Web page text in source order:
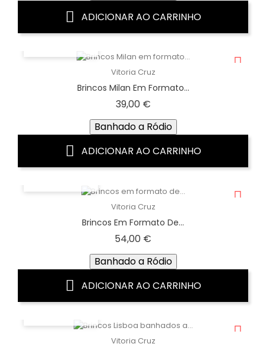
ADICIONAR AO CARRINHO
Vitoria Cruz
Brincos Milan Em Formato...
39,00 €Preço
Banhado a Ródio
ADICIONAR AO CARRINHO
Vitoria Cruz
Brincos Em Formato De...
54,00 €
Banhado a Ródio
ADICIONAR AO CARRINHO
Vitoria Cruz